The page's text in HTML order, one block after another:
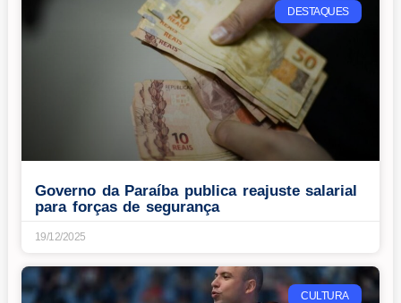
DESTAQUES
Governo da Paraíba publica reajuste salarial
para forças de segurança
19/12/2025
CULTURA